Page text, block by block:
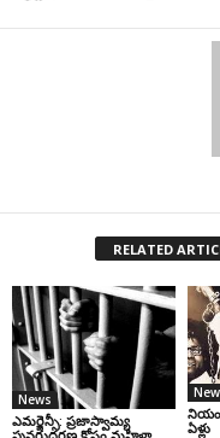
RELATED
News
ఎమర్జెన్సీ: ప్రజాస్వామ్య
ఏళ్లు